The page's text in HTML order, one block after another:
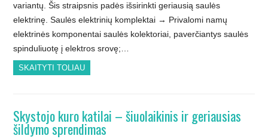
variantų. Šis straipsnis padės išsirinkti geriausią saulės
elektrinę. Saulės elektrinių komplektai → Privalomi namų
elektrinės komponentai saulės kolektoriai, paverčiantys saulės
spinduliuotę į elektros srovę;…
SKAITYTI TOLIAU
Skystojo kuro katilai – šiuolaikinis ir geriausias
šildymo sprendimas